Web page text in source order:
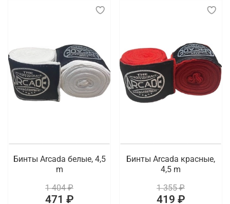
Бинты Arcada белые, 4,5
m
1 404 ₽
471 ₽
Бинты Arcada красные,
4,5 m
1 355 ₽
419 ₽